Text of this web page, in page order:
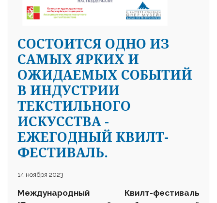
СОСТОИТСЯ ОДНО ИЗ
САМЫХ ЯРКИХ И
ОЖИДАЕМЫХ СОБЫТИЙ
В ИНДУСТРИИ
ТЕКСТИЛЬНОГО
ИСКУССТВА -
ЕЖЕГОДНЫЙ КВИЛТ-
ФЕСТИВАЛЬ.
14 ноября 2023
Международный Квилт-фестиваль